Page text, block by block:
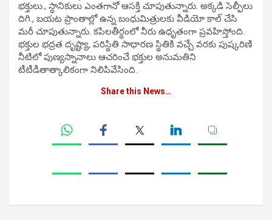
భక్తులు., స్థానికులు ఎంతగానో ఆసక్తి చూపుతున్నారు. అక్కడి సెల్ఫీలు
దిగి., బయట ప్రాంతాల్లో ఉన్న బంధుమిత్రులకు వీడియో కాల్ చేసి
మరీ చూపుతున్నారు. కపిలతీర్థంలో నీరు ఉధృతంగా ప్రవహిస్తోంది.
భక్తుల భద్రత దృష్ట్యా, పరిస్థితి సాధారణ స్థితికి వచ్చే వరకు పుష్కరిణి
నీటిలో పుణ్యస్నానాలు ఆచరించే భక్తుల అనుమతిని
టీటీడీతాత్కాలికంగా నిలిపివేసింది.
Share this News…